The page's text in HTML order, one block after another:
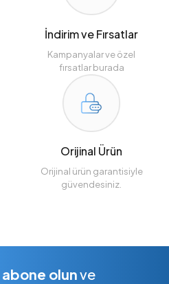
İndirim ve Fırsatlar
Kampanyalar ve özel
fırsatlar burada
Orijinal Ürün
Orijinal ürün garantisiyle
güvendesiniz.
olunve